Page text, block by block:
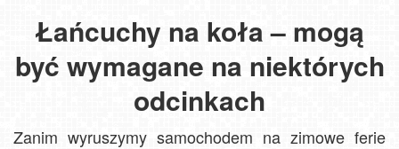
Łańcuchy na koła – mogą
być wymagane na niektórych
odcinkach
Zanim wyruszymy samochodem na zimowe ferie